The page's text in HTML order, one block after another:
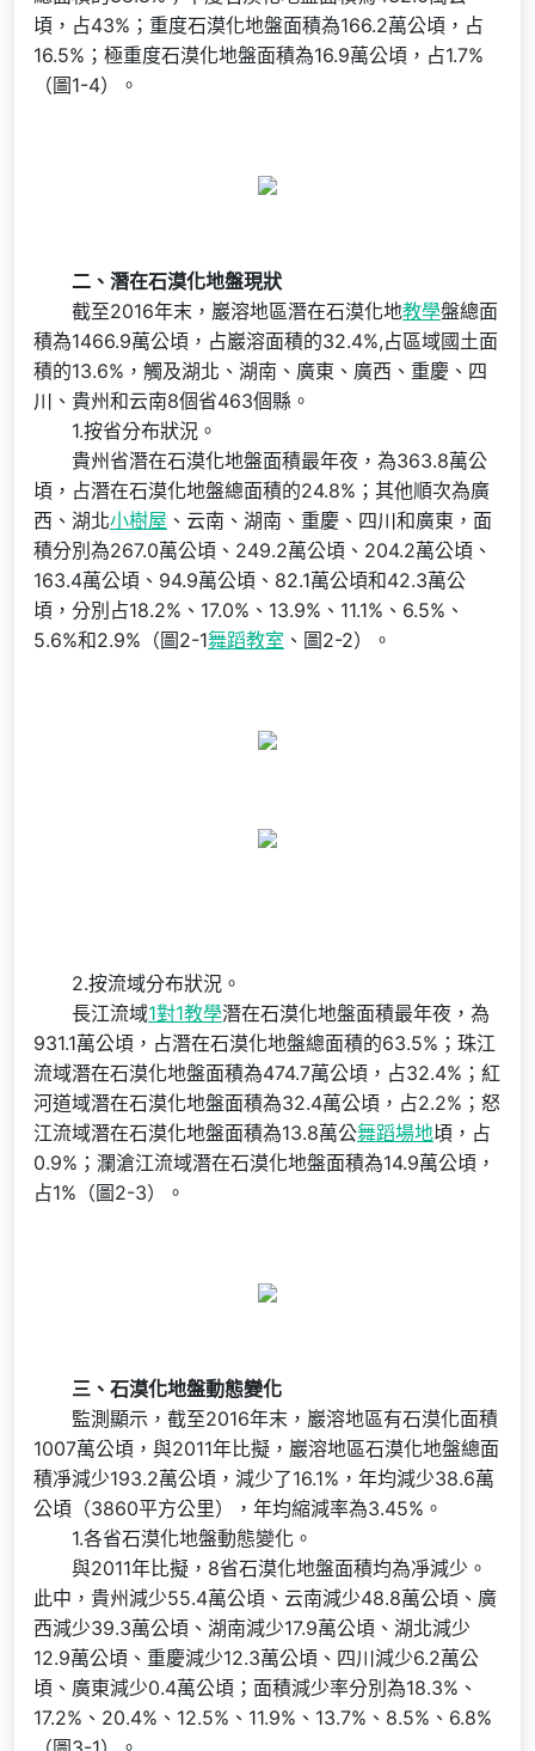
頃，占43%；重度石漠化地盤面積為166.2萬公頃，占
16.5%；極重度石漠化地盤面積為16.9萬公頃，占1.7%
（圖1-4）。
二、潛在石漠化地盤現狀
截至2016年末，巖溶地區潛在石漠化地教學盤總面
積為1466.9萬公頃，占巖溶面積的32.4%,占區域國土面
積的13.6%，觸及湖北、湖南、廣東、廣西、重慶、四
川、貴州和云南8個省463個縣。
1.按省分布狀況。
貴州省潛在石漠化地盤面積最年夜，為363.8萬公
頃，占潛在石漠化地盤總面積的24.8%；其他順次為廣
西、湖北小樹屋 、云南、湖南、重慶、四川和廣東，面
積分別為267.0萬公頃、249.2萬公頃、204.2萬公頃、
163.4萬公頃、94.9萬公頃、82.1萬公頃和42.3萬公
頃，分別占18.2%、17.0%、13.9%、11.1%、6.5%、
5.6%和2.9%（圖2-1舞蹈教室 、圖2-2）。
2.按流域分布狀況。
長江流域1對1教學潛在石漠化地盤面積最年夜，為
931.1萬公頃，占潛在石漠化地盤總面積的63.5%；珠江
流域潛在石漠化地盤面積為474.7萬公頃，占32.4%；紅
河道域潛在石漠化地盤面積為32.4萬公頃，占2.2%；怒
江流域潛在石漠化地盤面積為13.8萬公舞蹈場地頃，占
0.9%；瀾滄江流域潛在石漠化地盤面積為14.9萬公頃，
占1%（圖2-3）。
三、石漠化地盤動態變化
監測顯示，截至2016年末，巖溶地區有石漠化面積
1007萬公頃，與2011年比擬，巖溶地區石漠化地盤總面
積凈減少193.2萬公頃，減少了16.1%，年均減少38.6萬
公頃（3860平方公里），年均縮減率為3.45%。
1.各省石漠化地盤動態變化。
與2011年比擬，8省石漠化地盤面積均為凈減少。
此中，貴州減少55.4萬公頃、云南減少48.8萬公頃、廣
西減少39.3萬公頃、湖南減少17.9萬公頃、湖北減少
12.9萬公頃、重慶減少12.3萬公頃、四川減少6.2萬公
頃、廣東減少0.4萬公頃；面積減少率分別為18.3%、
17.2%、20.4%、12.5%、11.9%、13.7%、8.5%、6.8%